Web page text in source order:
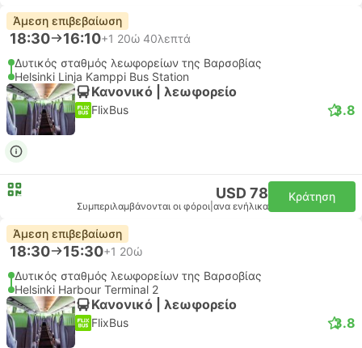
Άμεση επιβεβαίωση
18:30 16:10+1 20ώ 40λεπτά
Δυτικός σταθμός λεωφορείων της Βαρσοβίας
Helsinki Linja Kamppi Bus Station
Κανονικό | λεωφορείο
FlixBus 3.8
USD 78
Συμπεριλαμβάνονται οι φόροι ανα ενήλικα
Κράτηση
Άμεση επιβεβαίωση
18:30 15:30+1 20ώ
Δυτικός σταθμός λεωφορείων της Βαρσοβίας
Helsinki Harbour Terminal 2
Κανονικό | λεωφορείο
FlixBus 3.8